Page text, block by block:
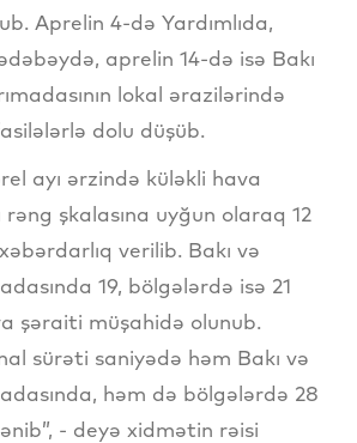
Aprelin 4-də Yardımlıda,
aprelin 14-də isə Bakı
lokal ərazilərində
dolu düşüb.
ayı ərzində küləkli hava
şkalasına uyğun olaraq 12
xəbərdarlıq verilib. Bakı və
19, bölgələrdə isə 21
şəraiti müşahidə olunub.
sürəti saniyədə həm Bakı və
həm də bölgələrdə 28
- deyə xidmətin rəisi